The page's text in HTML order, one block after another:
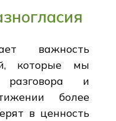
важность
которые мы
и
более
в ценность